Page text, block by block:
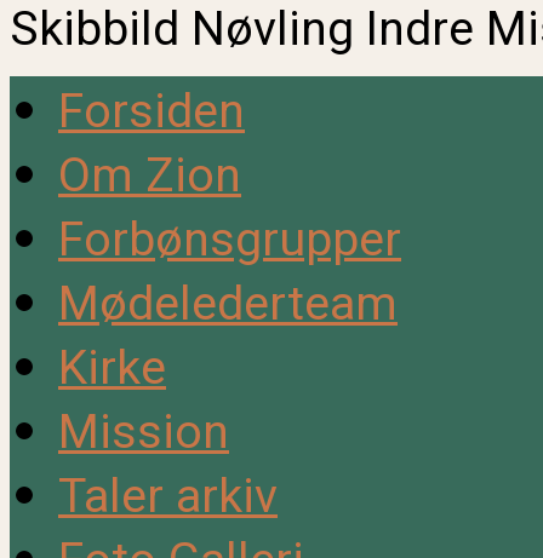
Skibbild Nøvling Indre
Forsiden
Om Zion
Forbønsgrupper
Mødelederteam
Kirke
Mission
Taler arkiv